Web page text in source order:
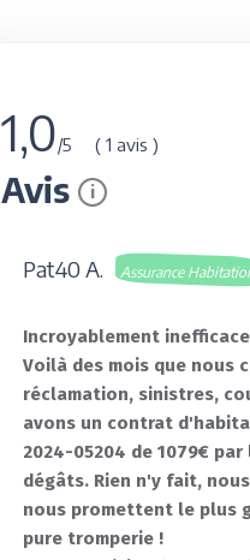
1,0/5 ( 1 avis )
Avis i
Pat40 A. Assurance
Incroyablement inefficace
Voilà des mois que
réclamation, sinistres,
avons un contrat
2024-05204 de 1079€
dégâts. Rien n'y fait,
nous promettent le plus
pure tromperie !